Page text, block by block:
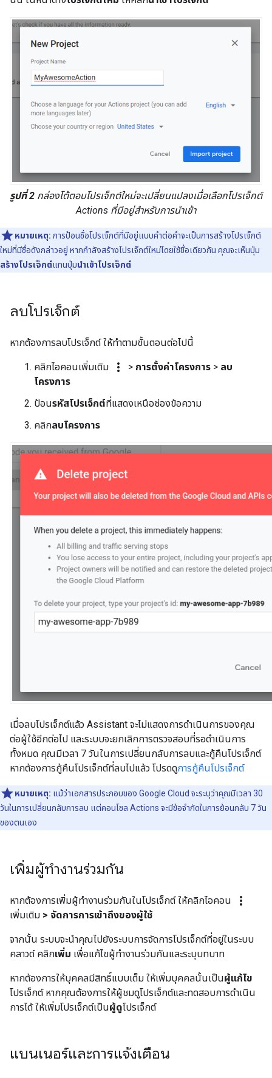
รูปที่ 2 กล่องโต้ตอบโปรเจ็กต์ใหม่จะเปลี่ยนแปลงเมื่อเลือกโปรเจ็กต์
Actions ที่มีอยู่สําหรับการนําเข้า
หมายเหตุ: การป้อนชื่อโปรเจ็กต์ที่มีอยู่แบบคำต่อคำจะเป็นการสร้างโปรเจ็กต์
ใหม่ที่มีชื่อดังกล่าวอยู่ หากกําลังสร้างโปรเจ็กต์ใหม่โดยใช้ชื่อเดียวกัน คุณจะเห็นปุ่ม
สร้างโปรเจ็กต์แทนปุ่มนําเข้าโปรเจ็กต์
ลบโปรเจ็กต์
หากต้องการลบโปรเจ็กต์ ให้ทำตามขั้นตอนต่อไปนี้
คลิกไอคอนเพิ่มเติม more_vert > การตั้งค่าโครงการ > ลบ
โครงการ
ป้อนรหัสโปรเจ็กต์ที่แสดงเหนือช่องข้อความ
คลิกลบโครงการ
เมื่อลบโปรเจ็กต์แล้ว Assistant จะไม่แสดงการดำเนินการของคุณ
ต่อผู้ใช้อีกต่อไป และระบบจะยกเลิกการตรวจสอบที่รอดำเนินการ
ทั้งหมด คุณมีเวลา 7 วันในการเปลี่ยนกลับการลบและกู้คืนโปรเจ็กต์
หากต้องการกู้คืนโปรเจ็กต์ที่ลบไปแล้ว โปรดดูการกู้คืนโปรเจ็กต์
หมายเหตุ: แม้ว่าเอกสารประกอบของ Google Cloud จะระบุว่าคุณมีเวลา 30
วันในการเปลี่ยนกลับการลบ แต่คอนโซล Actions จะมีข้อจํากัดในการย้อนกลับ 7 วัน
ของตนเอง
เพิ่มผู้ทำงานร่วมกัน
หากต้องการเพิ่มผู้ทำงานร่วมกันในโปรเจ็กต์ ให้คลิกไอคอน more_vert
เพิ่มเติม > จัดการการเข้าถึงของผู้ใช้
จากนั้น ระบบจะนำคุณไปยังระบบการจัดการโปรเจ็กต์ที่อยู่ในระบบ
คลาวด์ คลิกเพิ่ม เพื่อแก้ไขผู้ทำงานร่วมกันและระบุบทบาท
หากต้องการให้บุคคลมีสิทธิ์แบบเต็ม ให้เพิ่มบุคคลนั้นเป็นผู้แก้ไข
โปรเจ็กต์ หากคุณต้องการให้ผู้ชมดูโปรเจ็กต์และทดสอบการดำเนิน
การได้ ให้เพิ่มโปรเจ็กต์เป็นผู้ดูโปรเจ็กต์
แบนเนอร์และการแจ้งเตือน